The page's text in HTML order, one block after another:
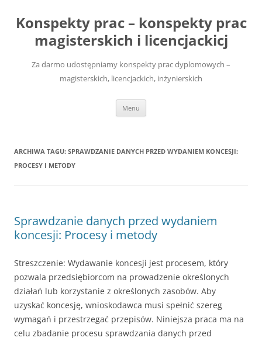
treści
Konspekty prac – konspekty prac
magisterskich i licencjackicj
Za darmo udostępniamy konspekty prac dyplomowych –
magisterskich, licencjackich, inżynierskich
Menu
ARCHIWA TAGU: SPRAWDZANIE DANYCH PRZED WYDANIEM KONCESJI:
PROCESY I METODY
Sprawdzanie danych przed wydaniem
koncesji: Procesy i metody
Streszczenie: Wydawanie koncesji jest procesem, który
pozwala przedsiębiorcom na prowadzenie określonych
działań lub korzystanie z określonych zasobów. Aby
uzyskać koncesję, wnioskodawca musi spełnić szereg
wymagań i przestrzegać przepisów. Niniejsza praca ma na
celu zbadanie procesu sprawdzania danych przed